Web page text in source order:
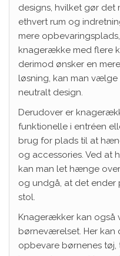
designs, hvilket gør det
ethvert rum og
mere
knagerække med flere
derimod ønsker en
løsning, kan man
neutralt design.
Derudover er
funktionelle i entréen
brug for plads til at
og accessories. Ved at
kan man let hænge
og undgå, at det ender
stol.
Knagerækker kan også
børneværelset. Her kan
opbevare børnenes tøj,